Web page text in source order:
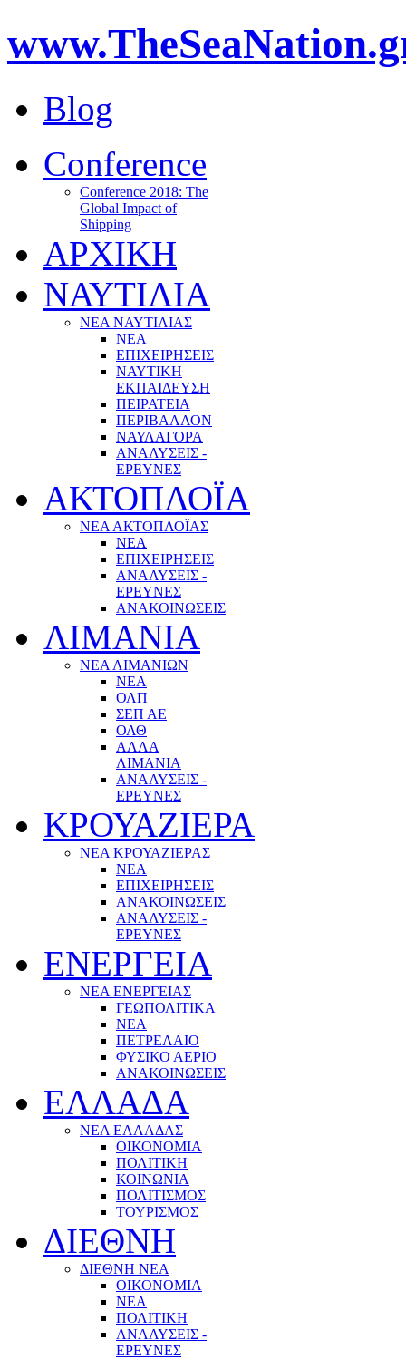
Blog
Conference
Conference 2018: The
Global Impact of
Shipping
ΑΡΧΙΚΗ
ΝΑΥΤΙΛΙΑ
ΝΕΑ ΝΑΥΤΙΛΙΑΣ
ΝΕΑ
ΕΠΙΧΕΙΡΗΣΕΙΣ
ΝΑΥΤΙΚΗ
ΕΚΠΑΙΔΕΥΣΗ
ΠΕΙΡΑΤΕΙΑ
ΠΕΡΙΒΑΛΛΟΝ
ΝΑΥΛΑΓΟΡΑ
ΑΝΑΛΥΣΕΙΣ -
ΕΡΕΥΝΕΣ
ΑΚΤΟΠΛΟΪΑ
ΝΕΑ ΑΚΤΟΠΛΟΪΑΣ
ΝΕΑ
ΕΠΙΧΕΙΡΗΣΕΙΣ
ΑΝΑΛΥΣΕΙΣ -
ΕΡΕΥΝΕΣ
ΑΝΑΚΟΙΝΩΣΕΙΣ
ΛΙΜΑΝΙΑ
ΝΕΑ ΛΙΜΑΝΙΩΝ
ΝΕΑ
ΟΛΠ
ΣΕΠ ΑΕ
ΟΛΘ
ΑΛΛΑ
ΛΙΜΑΝΙΑ
ΑΝΑΛΥΣΕΙΣ -
ΕΡΕΥΝΕΣ
ΚΡΟΥΑΖΙΕΡΑ
ΝΕΑ ΚΡΟΥΑΖΙΕΡΑΣ
NEA
ΕΠΙΧΕΙΡΗΣΕΙΣ
ΑΝΑΚΟΙΝΩΣΕΙΣ
ΑΝΑΛΥΣΕΙΣ -
ΕΡΕΥΝΕΣ
ΕΝΕΡΓΕΙΑ
ΝΕΑ ΕΝΕΡΓΕΙΑΣ
ΓΕΩΠΟΛΙΤΙΚΑ
ΝΕΑ
ΠΕΤΡΕΛΑΙΟ
ΦΥΣΙΚΟ ΑΕΡΙΟ
ΑΝΑΚΟΙΝΩΣΕΙΣ
ΕΛΛΑΔΑ
ΝΕΑ ΕΛΛΑΔΑΣ
ΟΙΚΟΝΟΜΙΑ
ΠΟΛΙΤΙΚΗ
ΚΟΙΝΩΝΙΑ
ΠΟΛΙΤΙΣΜΟΣ
ΤΟΥΡΙΣΜΟΣ
ΔΙΕΘΝΗ
ΔΙΕΘΝΗ ΝΕΑ
ΟΙΚΟΝΟΜΙΑ
ΝΕΑ
ΠΟΛΙΤΙΚΗ
ΑΝΑΛΥΣΕΙΣ -
ΕΡΕΥΝΕΣ